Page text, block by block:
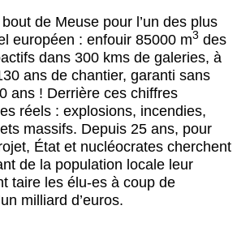
de Meuse pour l’un des plus
européen : enfouir 85000 m3 des
dans 300 kms de galeries, à
ans de chantier, garanti sans
ans ! Derrière ces chiffres
réels : explosions, incendies,
massifs. Depuis 25 ans, pour
État et nucléocrates cherchent
de la population locale leur
taire les élu-es à coup de
milliard d’euros.